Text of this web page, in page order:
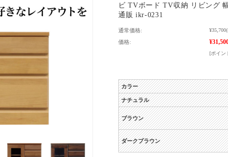
ビ TVボード TV収納 リビング
通販 ikr-0231
通常価格: ¥35,700
価格:
[ポイン
カラー
ナチュラル
ブラウン
ダークブラウン